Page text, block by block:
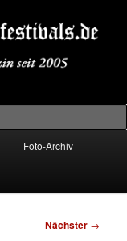
Foto-Archiv
Nächster →